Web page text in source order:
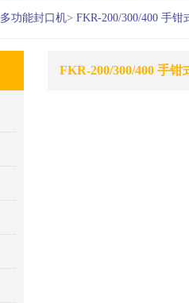
多功能封口机> FKR-200/300/400 手钳
FKR-200/300/400 手钳